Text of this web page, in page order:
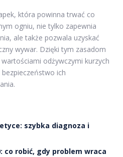
która powinna trwać co
ogniu, nie tylko zapewnia
ale także pozwala uzyskać
wywar. Dzięki tym zasadom
odżywczymi kurzych
ich
szybka diagnoza i
co robić, gdy problem wraca